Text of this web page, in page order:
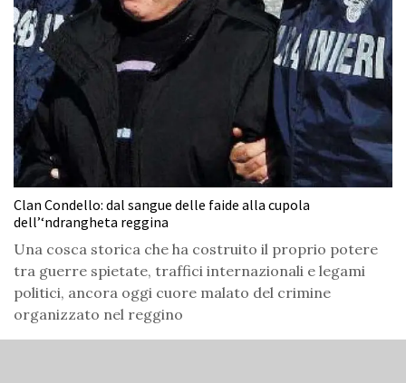
Clan Condello: dal sangue delle faide alla cupola
dell’‘ndrangheta reggina
Una cosca storica che ha costruito il proprio potere
tra guerre spietate, traffici internazionali e legami
politici, ancora oggi cuore malato del crimine
organizzato nel reggino